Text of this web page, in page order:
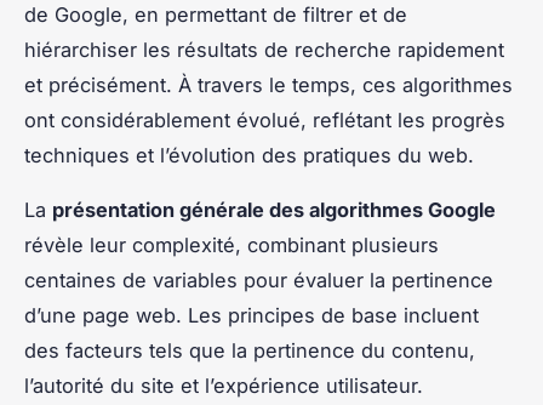
de Google, en permettant de filtrer et de
hiérarchiser les résultats de recherche rapidement
et précisément. À travers le temps, ces algorithmes
ont considérablement évolué, reflétant les progrès
techniques et l’évolution des pratiques du web.
La présentation générale des algorithmes Google
révèle leur complexité, combinant plusieurs
centaines de variables pour évaluer la pertinence
d’une page web. Les principes de base incluent
des facteurs tels que la pertinence du contenu,
l’autorité du site et l’expérience utilisateur.